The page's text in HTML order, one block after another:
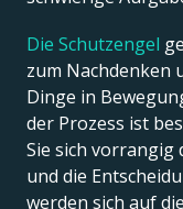
Die Schutzengel
zum Nachdenken
Dinge in
der Prozess ist
Sie sich vorrangig
und die
werden sich auf